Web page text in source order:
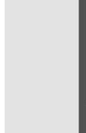
Klorheksidin içeren
hastalıklarını önler.
uzman önerileriyle
Marvis Diş
Avantajları
Marvis diş macunu,
hassas dişlere
aromasıyla ağızda